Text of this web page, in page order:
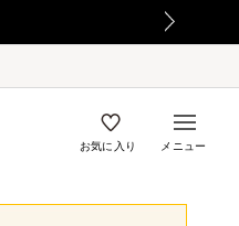
お気に入り メニュー